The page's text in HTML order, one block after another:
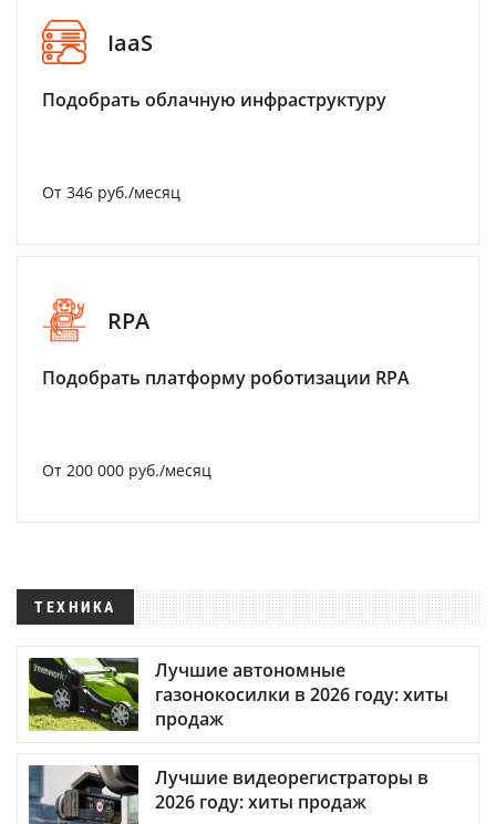
IaaS
Подобрать облачную инфраструктуру
От 346 руб./месяц
RPA
Подобрать платформу роботизации RPA
От 200 000 руб./месяц
ТЕХНИКА
Лучшие автономные
газонокосилки в 2026 году: хиты
продаж
Лучшие видеорегистраторы в
2026 году: хиты продаж